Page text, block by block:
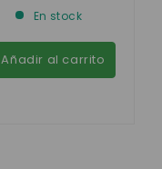
En stock
Añadir al carrito